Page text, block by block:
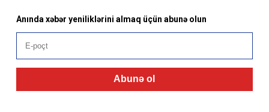
Anında xəbər yeniliklərini almaq üçün abunə olun
Abunə ol